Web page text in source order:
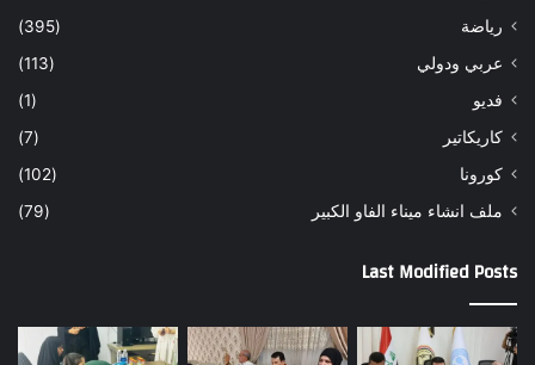
رياضة
(395)
عربي ودولي
(113)
فديو
(1)
كاريكاتير
(7)
كورونا
(102)
ملف انشاء ميناء الفاو الكبير
(79)
Last Modified Posts